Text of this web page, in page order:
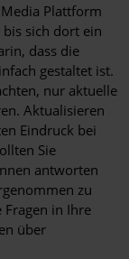
Media Plattform
sich dort ein
dass die
gestaltet ist.
nur aktuelle
Aktualisieren
Eindruck bei
Sie
antworten
zu
Fragen in Ihre
über